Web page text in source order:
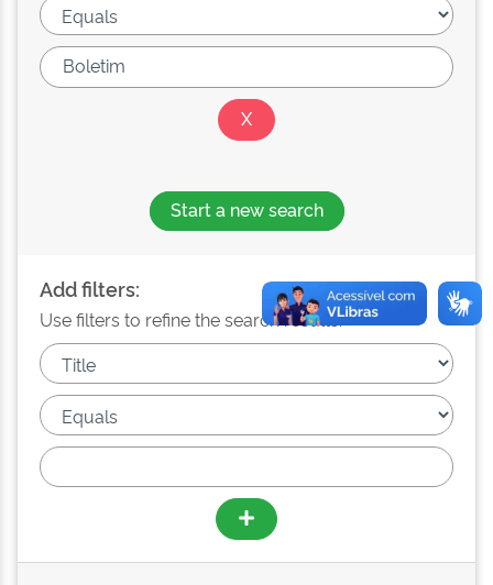
Start a new search
Add filters:
Use filters to refine the search results.